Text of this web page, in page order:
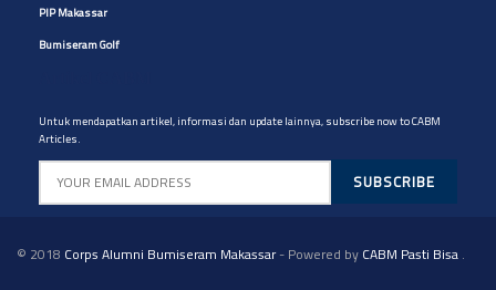
PIP Makassar
Bumiseram Golf
Untuk mendapatkan artikel, informasi dan update lainnya, subscribe now to CABM
Articles.
© 2018 Corps Alumni Bumiseram Makassar- Powered byCABM Pasti Bisa.